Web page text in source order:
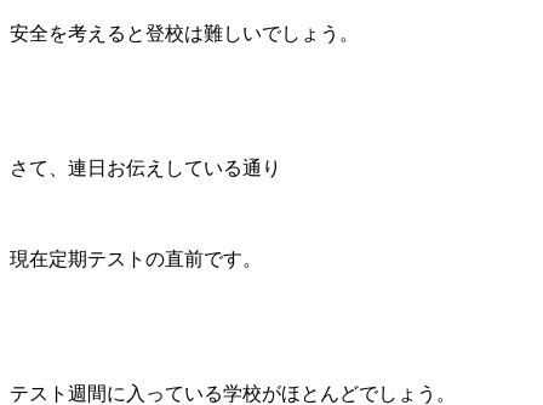
安全を考えると登校は難しいでしょう。
さて、連日お伝えしている通り
現在定期テストの直前です。
テスト週間に入っている学校がほとんどでしょう。